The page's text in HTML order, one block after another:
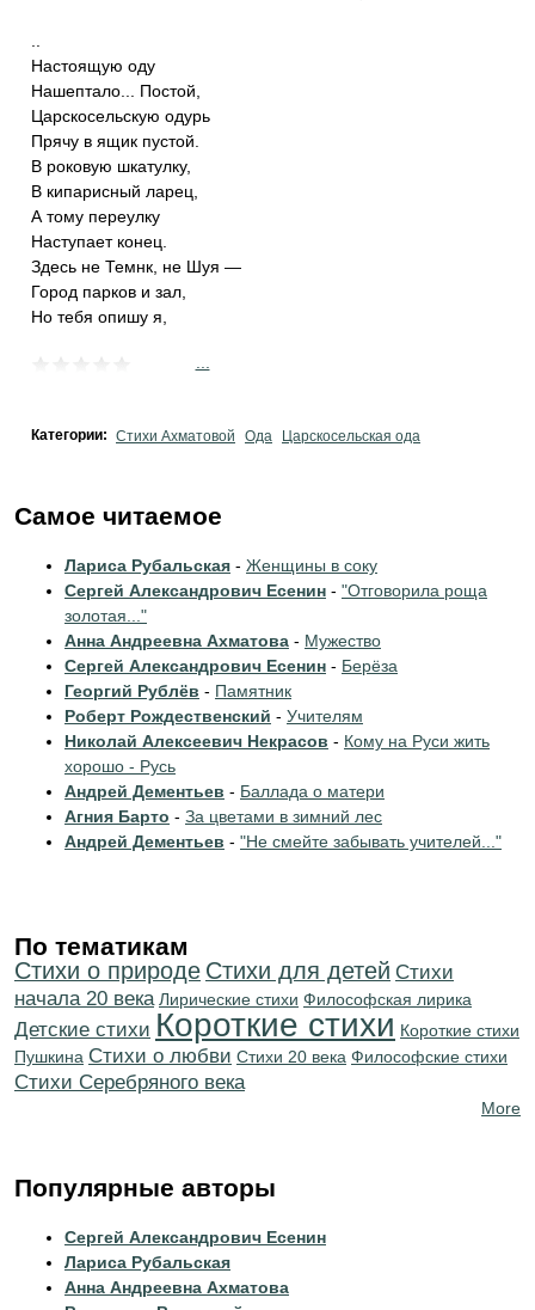
Настоящую оду
Нашептало... Постой,
Царскосельскую одурь
Прячу в ящик пустой.
В роковую шкатулку,
В кипарисный ларец,
А тому переулку
Наступает конец.
Здесь не Темнк, не Шуя —
Город парков и зал,
Но тебя опишу я,
Категории: Стихи Ахматовой Ода Царскосельская ода
Самое читаемое
Лариса Рубальская - Женщины в соку
Сергей Александрович Есенин - "Отговорила роща
золотая..."
Анна Андреевна Ахматова - Мужество
Сергей Александрович Есенин - Берёза
Георгий Рублёв - Памятник
Роберт Рождественский - Учителям
Николай Алексеевич Некрасов - Кому на Руси жить
хорошо - Русь
Андрей Дементьев - Баллада о матери
Агния Барто - За цветами в зимний лес
Андрей Дементьев - "Не смейте забывать учителей..."
По тематикам
Стихи о природе Стихи для детей Cтихи
начала 20 века Лирические стихи Философская лирика
Детские стихи Короткие стихи Короткие стихи
Пушкина Стихи о любви Стихи 20 века Философские стихи
Cтихи Серебряного века
More
Популярные авторы
Сергей Александрович Есенин
Лариса Рубальская
Анна Андреевна Ахматова